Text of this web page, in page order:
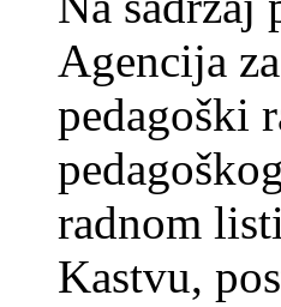
Agencija
pedagoški
radnom
Kastvu,